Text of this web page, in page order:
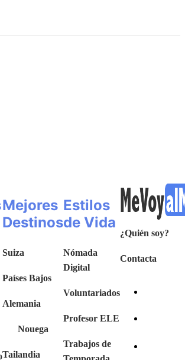
Mejores
Destinos
Suiza
Países Bajos
Alemania
Nouega
Tailandia
Estilos
de Vida
Nómada
Digital
Voluntariados
Profesor ELE
Trabajos de
¿Quién soy?
Contacta